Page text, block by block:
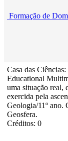
Formação de
Casa das
Educational
uma situação real,
exercida pela
Geologia/11º ano.
Geosfera.
Créditos: 0